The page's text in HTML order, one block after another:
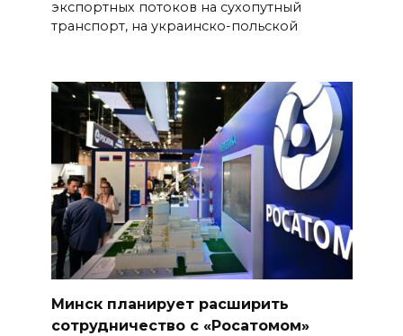
экспортных потоков на сухопутный
транспорт, на украинско-польской
Минск планирует расширить
сотрудничество с «Росатомом»